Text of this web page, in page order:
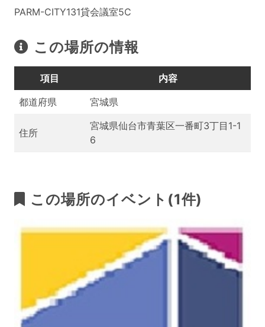
PARM-CITY131貸会議室5C
この場所の情報
項目
内容
都道府県
宮城県
住所
宮城県仙台市青葉区一番町3丁目1-1
6
この場所のイベント(1件)